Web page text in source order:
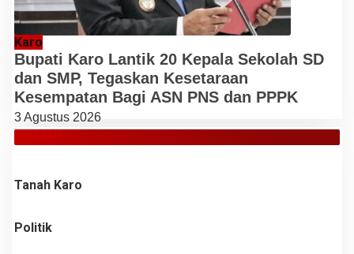
Karo
Bupati Karo Lantik 20 Kepala Sekolah SD
dan SMP, Tegaskan Kesetaraan
Kesempatan Bagi ASN PNS dan PPPK
3 Agustus 2026
JELAJAH
Tanah Karo
Politik